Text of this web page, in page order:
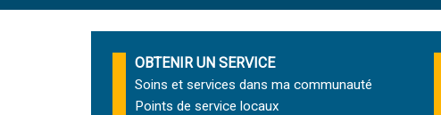
OBTENIR UN SERVICE
Soins et services dans ma communauté
Points de service locaux